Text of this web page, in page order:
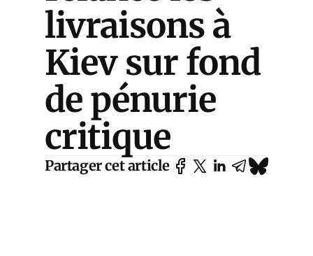
livraisons à
Kiev sur fond
de pénurie
critique
Partager cet article